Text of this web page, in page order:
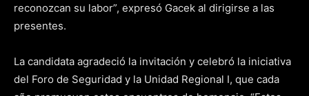
reconozcan su labor”, expresó Gacek al dirigirse a las
presentes.
La candidata agradeció la invitación y celebró la iniciativa
del Foro de Seguridad y la Unidad Regional I, que cada